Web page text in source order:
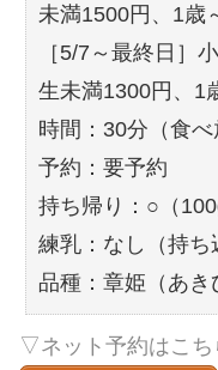
未満1500円、1歳
［5/7～最終日］
生未満1300円、1
時間：30分（食べ
予約：要予約
持ち帰り：○（
練乳：なし（持ち
品種：章姫（あ
▽ネット予約はこち